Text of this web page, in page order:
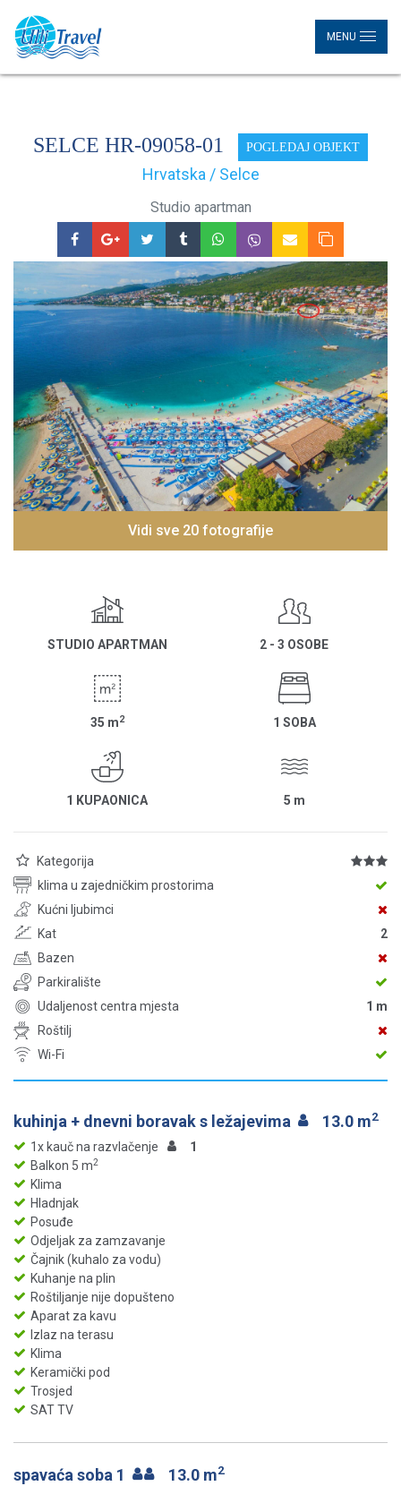
MENU
SELCE HR-09058-01 POGLEDAJ OBJEKT
Hrvatska / Selce
Studio apartman
Vidi sve 20 fotografije
STUDIO APARTMAN 2 - 3 OSOBE
35 m2 1 SOBA
1 KUPAONICA 5 m
Kategorija
klima u zajedničkim prostorima
Kućni ljubimci
Kat
2
Bazen
Parkiralište
Udaljenost centra mjesta
1 m
Roštilj
Wi-Fi
kuhinja + dnevni boravak s ležajevima 13.0 m2
1x kauč na razvlačenje
1
Balkon 5 m2
Klima
Hladnjak
Posuđe
Odjeljak za zamzavanje
Čajnik (kuhalo za vodu)
Kuhanje na plin
Roštiljanje nije dopušteno
Aparat za kavu
Izlaz na terasu
Klima
Keramički pod
Trosjed
SAT TV
spavaća soba 1 13.0 m2